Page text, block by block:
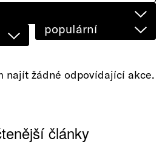
populární
najít žádné odpovídající akce.
články